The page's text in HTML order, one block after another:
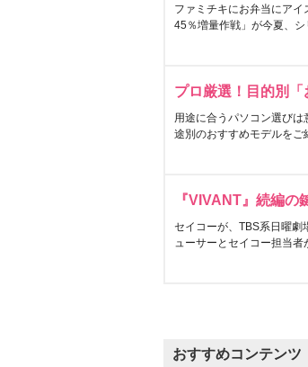
ファミチキにお弁当にア
45％増量作戦」が今夏、シ
プロ厳選！目的別
用途に合うパソコン選び
途別のおすすめモデルをご
『VIVANT』続編
セイコーが、TBS系日曜劇
ューサーとセイコー担当者
おすすめコンテンツ